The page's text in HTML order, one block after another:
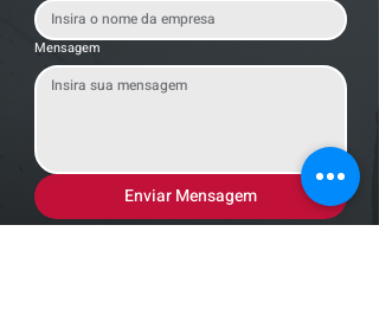
Mensagem
Enviar Mensagem